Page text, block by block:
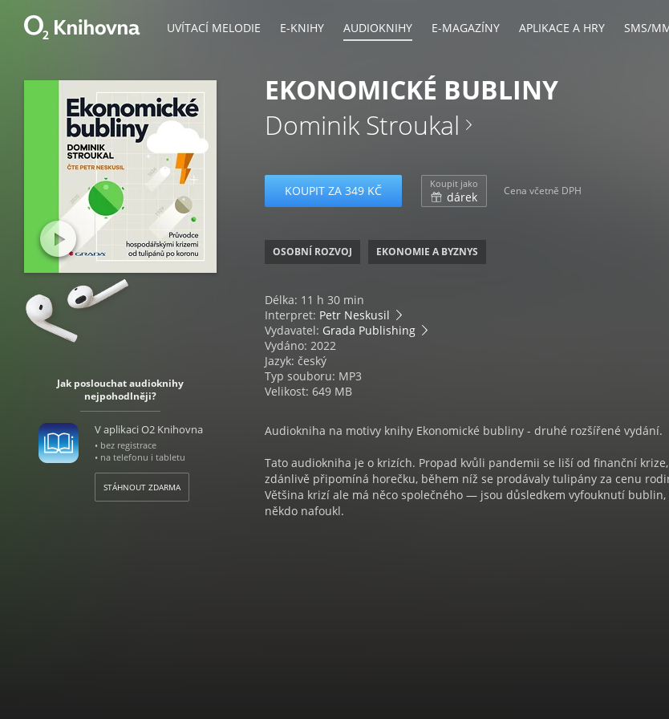
UVÍTACÍ MELODIE E-KNIHY AUDIOKNIHY E-MAGAZÍNY APLIKACE A HRY SMS/
Jak poslouchat audioknihy
nejpohodlněji?
V aplikaci O2 Knihovna
• bez registrace
• na telefonu i tabletu
STÁHNOUT ZDARMA
EKONOMICKÉ BUBLINY
Dominik Stroukal
KOUPIT ZA 349 KČ Koupit jako
dárek Cena včetně DPH
OSOBNÍ ROZVOJ EKONOMIE A BYZNYS
Délka: 11 h 30 min
Interpret: Petr Neskusil
Vydavatel: Grada Publishing
Vydáno: 2022
Jazyk: český
Typ souboru: MP3
Velikost: 649 MB
Audiokniha na motivy knihy Ekonomické bubliny - druhé rozšířené vydání.
Tato audiokniha je o krizích. Propad kvůli pandemii se liší od finanční
zdánlivě připomíná horečku, během níž se prodávaly tulipány za cenu
Většina krizí ale má něco společného — jsou důsledkem vyfouknutí
někdo nafoukl.
Poslechněte si příběhy největších ekonomických krizí od tulipánové